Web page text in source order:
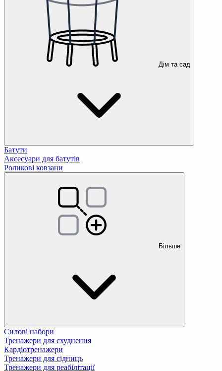
Дім та сад
Батути
Аксесуари для батутів
Роликові ковзани
Більше
Силові набори
Тренажери для схуднення
Кардіотренажери
Тренажери для сідниць
Тренажери для реабілітації